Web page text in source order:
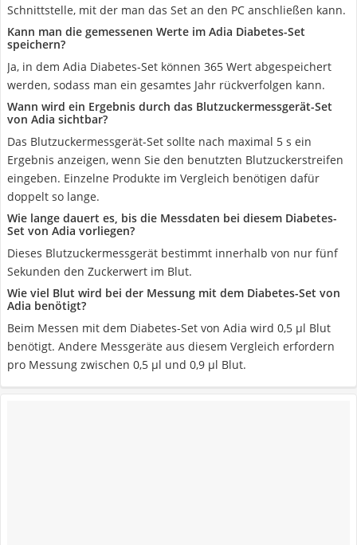
Schnittstelle, mit der man das Set an den PC anschließen kann.
Kann man die gemessenen Werte im Adia Diabetes-Set
speichern?
Ja, in dem Adia Diabetes-Set können 365 Wert abgespeichert
werden, sodass man ein gesamtes Jahr rückverfolgen kann.
Wann wird ein Ergebnis durch das Blutzuckermessgerät-Set
von Adia sichtbar?
Das Blutzuckermessgerät-Set sollte nach maximal 5 s ein
Ergebnis anzeigen, wenn Sie den benutzten Blutzuckerstreifen
eingeben. Einzelne Produkte im Vergleich benötigen dafür
doppelt so lange.
Wie lange dauert es, bis die Messdaten bei diesem Diabetes-
Set von Adia vorliegen?
Dieses Blutzuckermessgerät bestimmt innerhalb von nur fünf
Sekunden den Zuckerwert im Blut.
Wie viel Blut wird bei der Messung mit dem Diabetes-Set von
Adia benötigt?
Beim Messen mit dem Diabetes-Set von Adia wird 0,5 µl Blut
benötigt. Andere Messgeräte aus diesem Vergleich erfordern
pro Messung zwischen 0,5 µl und 0,9 µl Blut.